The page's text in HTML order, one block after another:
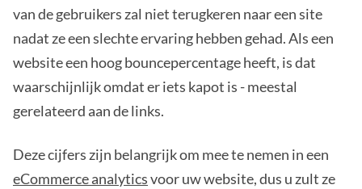
van de gebruikers zal niet terugkeren naar een site
nadat ze een slechte ervaring hebben gehad. Als een
website een hoog bouncepercentage heeft, is dat
waarschijnlijk omdat er iets kapot is - meestal
gerelateerd aan de links.
Deze cijfers zijn belangrijk om mee te nemen in een
eCommerce analyticsvoor uw website, dus u zult ze